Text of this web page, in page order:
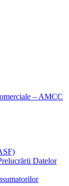
– AMCC
Datelor